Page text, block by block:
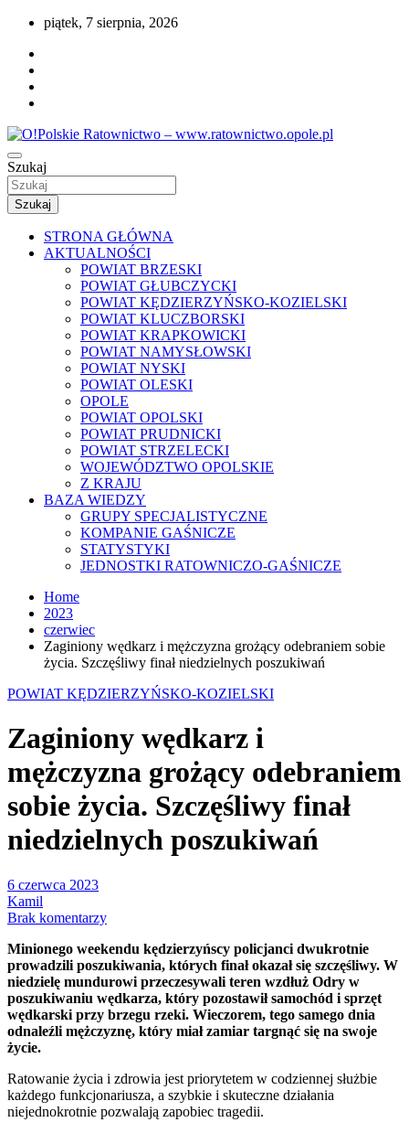
Przejdź
treści
piątek, 7 sierpnia, 2026
O!Polskie Ratownictwo –
www.ratownictwo.opole.pl
Portal opolskiego i polskiego ratownictwa.
Szukaj
Szukaj
STRONA GŁÓWNA
AKTUALNOŚCI
POWIAT BRZESKI
POWIAT GŁUBCZYCKI
POWIAT KĘDZIERZYŃSKO-KOZIELSKI
POWIAT KLUCZBORSKI
POWIAT KRAPKOWICKI
POWIAT NAMYSŁOWSKI
POWIAT NYSKI
POWIAT OLESKI
OPOLE
POWIAT OPOLSKI
POWIAT PRUDNICKI
POWIAT STRZELECKI
WOJEWÓDZTWO OPOLSKIE
Z KRAJU
BAZA WIEDZY
GRUPY SPECJALISTYCZNE
KOMPANIE GAŚNICZE
STATYSTYKI
JEDNOSTKI RATOWNICZO-GAŚNICZE
Home
2023
czerwiec
Zaginiony wędkarz i mężczyzna grożący odebraniem sobie
życia. Szczęśliwy finał niedzielnych poszukiwań
POWIAT KĘDZIERZYŃSKO-KOZIELSKI
Zaginiony wędkarz i
mężczyzna grożący odebraniem
sobie życia. Szczęśliwy finał
niedzielnych poszukiwań
6 czerwca 2023
Kamil
Brak komentarzy
Minionego weekendu kędzierzyńscy policjanci dwukrotnie
prowadzili poszukiwania, których finał okazał się szczęśliwy. W
niedzielę mundurowi przeczesywali teren wzdłuż Odry w
poszukiwaniu wędkarza, który pozostawił samochód i sprzęt
wędkarski przy brzegu rzeki. Wieczorem, tego samego dnia
odnaleźli mężczyznę, który miał zamiar targnąć się na swoje
życie.
Ratowanie życia i zdrowia jest priorytetem w codziennej służbie
każdego funkcjonariusza, a szybkie i skuteczne działania
niejednokrotnie pozwalają zapobiec tragedii.